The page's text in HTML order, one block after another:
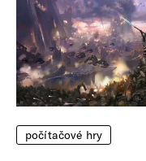
počítačové hry